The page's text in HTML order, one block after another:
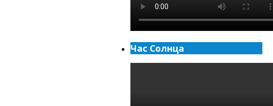
Час Солнца